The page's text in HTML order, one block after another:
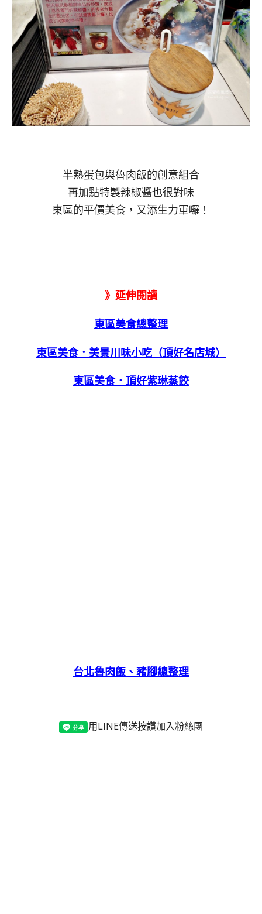
半熟蛋包與魯肉飯的創意組合
再加點特製辣椒醬也很對味
東區的平價美食，又添生力軍囉！
》 延伸閱讀
東區美食總整理
東區美食．美景川味小吃（頂好名店城）
東區美食．頂好紫琳蒸餃
台北魯肉飯、豬腳總整理
用LINE傳送按讚加入粉絲團